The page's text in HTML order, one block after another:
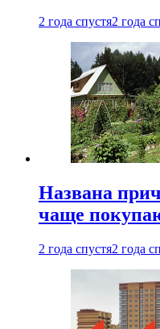
2 года спустя2 года
Названа
чаще
2 года спустя2 года